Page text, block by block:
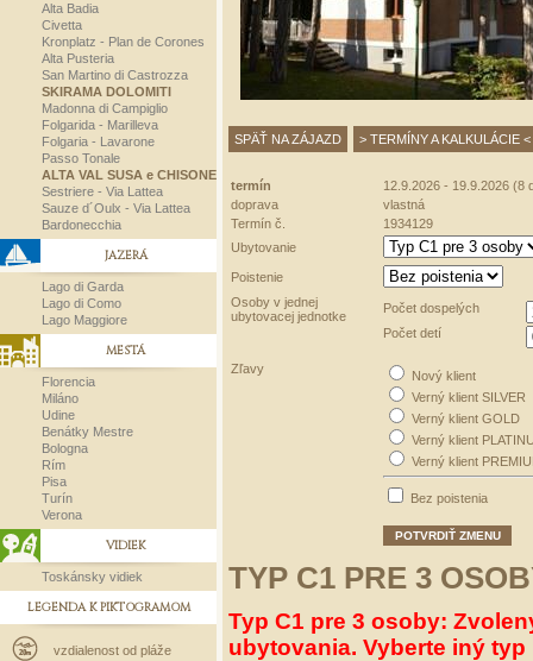
Alta Badia
Civetta
Kronplatz - Plan de Corones
Alta Pusteria
San Martino di Castrozza
SKIRAMA DOLOMITI
Madonna di Campiglio
Folgarida - Marilleva
Folgaria - Lavarone
Passo Tonale
ALTA VAL SUSA e CHISONE
Sestriere - Via Lattea
Sauze d´Oulx - Via Lattea
Bardonecchia
JAZERÁ
Lago di Garda
Lago di Como
Lago Maggiore
MESTÁ
Florencia
Miláno
Udine
Benátky Mestre
Bologna
Rím
Pisa
Turín
Verona
VIDIEK
Toskánsky vidiek
LEGENDA K PIKTOGRAMOM
vzdialenost od pláže
SPÄŤ NA ZÁJAZD > TERMÍNY A KALKULÁCIE <
termín
12.9.2026 - 19.9.2026 (8
doprava
vlastná
Termín č.
1934129
Ubytovanie
Poistenie
Osoby v jednej
ubytovacej jednotke
Počet dospelých
Počet detí
Zľavy
Nový klient
Verný klient SILVER
Verný klient GOLD
Verný klient
Verný klient
Bez poistenia
POTVRDIŤ ZMENU
TYP C1 PRE 3
Typ C1 pre 3 osoby:
ubytovania. Vyberte iný typ